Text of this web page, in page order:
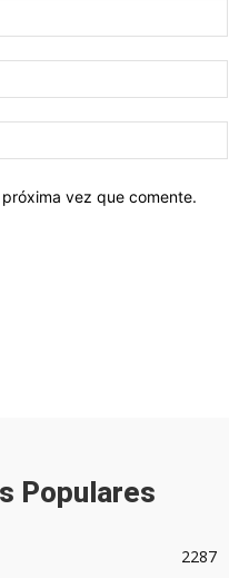
vez que comente.
Populares
2287